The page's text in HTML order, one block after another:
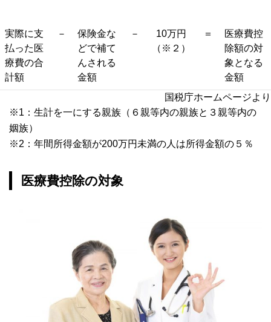
実際に支
払った医
療費の合
計額
－
保険金な
どで補て
んされる
金額
－
10万円
（※２）
＝
医療費控
除額の対
象となる
金額
国税庁ホームページより
※1：生計を一にする親族（６親等内の親族と３親等内の
姻族）
※2：年間所得金額が200万円未満の人は所得金額の５％
医療費控除の対象